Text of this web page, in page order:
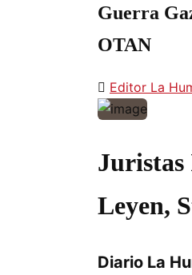
Guerra
OTAN
Editor La
Juristas
Leyen,
Diario La